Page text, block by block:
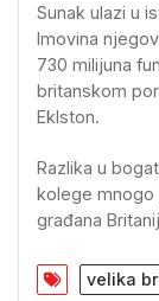
Sunak ulazi u
Imovina
730 milijuna
britanskom
Eklston.
Razlika u
kolege mnogo
građana
velika